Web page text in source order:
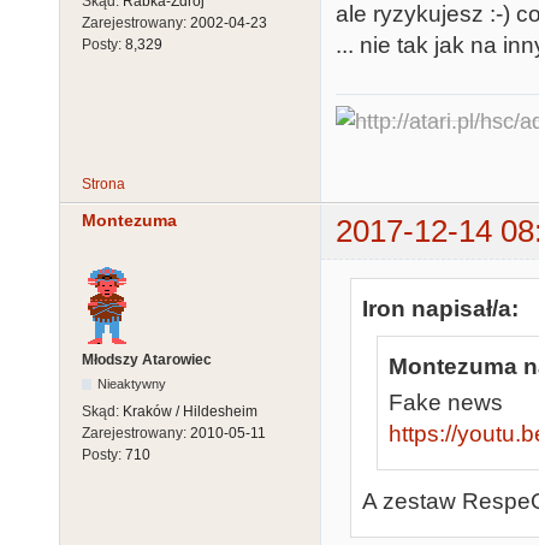
Zarejestrowany: 2002-04-23
Posty: 8,329
ale ryzykujesz :-)
... nie tak jak na
Strona
Montezuma 2017-12-14
Młodszy Atarowiec
Nieaktywny
Skąd: Kraków / Hildesheim
Zarejestrowany: 2010-05-11
Posty: 710
Iron napisał/a:
Montezuma
Fake news
https://
A zestaw